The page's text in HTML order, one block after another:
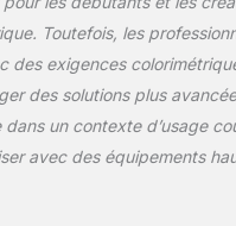
la lumière pour vous
prises de vue possibles.
douille d'ampoule E27,
connecter une
à n'importe quelle boîte
Toutefois, les
des exigences
des solutions plus
dans un contexte d’usage
avec des équipements